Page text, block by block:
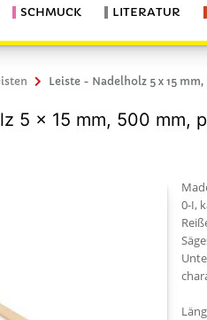
SCHMUCK LITERATUR
Leiste - Nadelholz 5 x 15
5 x 15 mm, 500 mm,
0-I,